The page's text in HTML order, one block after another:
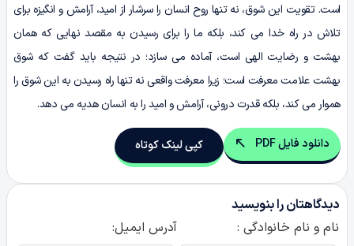
است. تقویت این شوق، نه تنها روح انسان را سرشار از امید، آرامش و انگیزه برای
تلاش در راه خدا می کند، بلکه ما را برای رسیدن به مقصد نهایی که همان
بهشت و رضایت الهی است، آماده می سازد؛ در نتیجه باید گفت که شوق
بهشت علامت معرفت است؛ زیرا معرفت واقعی نه تنها راه رسیدن به این شوق را
هموار می کند، بلکه قدرت درونی، آرامش و امید را به انسان هدیه می دهد.
دانلود فایل PDF کپی لینک کوتاه
دیدگاهتان را بنویسید
نام و نام خانوادگی :
آدرس ایمیل: